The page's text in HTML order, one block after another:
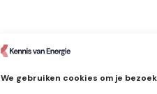
We gebruiken cookies om je